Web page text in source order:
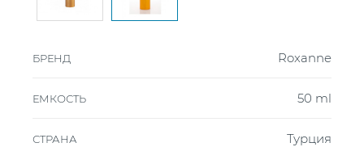
БРЕНД Roxanne
ЕМКОСТЬ 50 ml
СТРАНА Турция